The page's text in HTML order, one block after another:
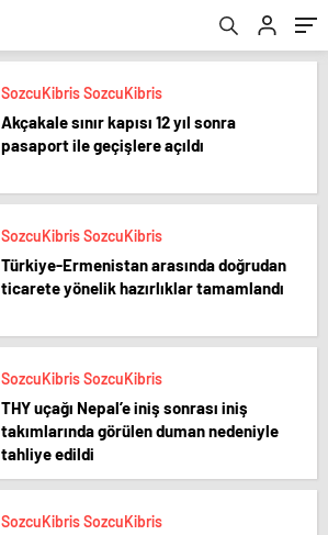
SozcuKibris SozcuKibris
Akçakale sınır kapısı 12 yıl sonra
pasaport ile geçişlere açıldı
SozcuKibris SozcuKibris
Türkiye-Ermenistan arasında doğrudan
ticarete yönelik hazırlıklar tamamlandı
SozcuKibris SozcuKibris
THY uçağı Nepal’e iniş sonrası iniş
takımlarında görülen duman nedeniyle
tahliye edildi
SozcuKibris SozcuKibris